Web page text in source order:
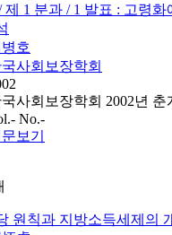
제 1 분과 / 1 발표 : 고령
호
사회보장학회
사회보장학회 2002년 춘
No.-
보기
원칙과 지방소득세제의